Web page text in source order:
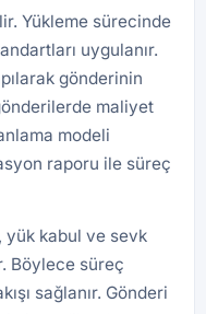
Yükleme sürecinde
uygulanır.
gönderinin
maliyet
modeli
raporu ile süreç
yük kabul ve sevk
Böylece süreç
sağlanır. Gönderi